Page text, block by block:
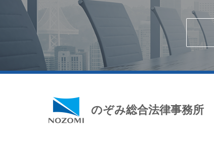
のぞみ総合法律事務所